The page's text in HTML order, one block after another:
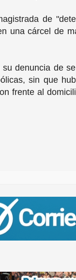
de
una cárcel de
denuncia de
sin que
frente al